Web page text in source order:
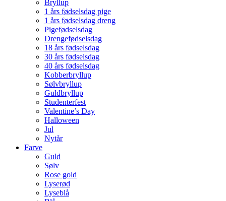
Bryllup
1 års fødselsdag pige
1 års fødselsdag dreng
Pigefødselsdag
Drengefødselsdag
18 års fødselsdag
30 års fødselsdag
40 års fødselsdag
Kobberbryllup
Sølvbryllup
Guldbryllup
Studenterfest
Valentine’s Day
Halloween
Jul
Nytår
Farve
Guld
Sølv
Rose gold
Lyserød
Lyseblå